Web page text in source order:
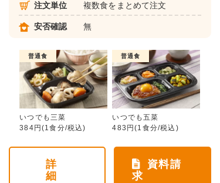
注文単位 複数食をまとめて注文
安否確認 無
普通食
いつでも三菜
384円(1食分/税込)
普通食
いつでも五菜
483円(1食分/税込)
詳
細
資料請
求